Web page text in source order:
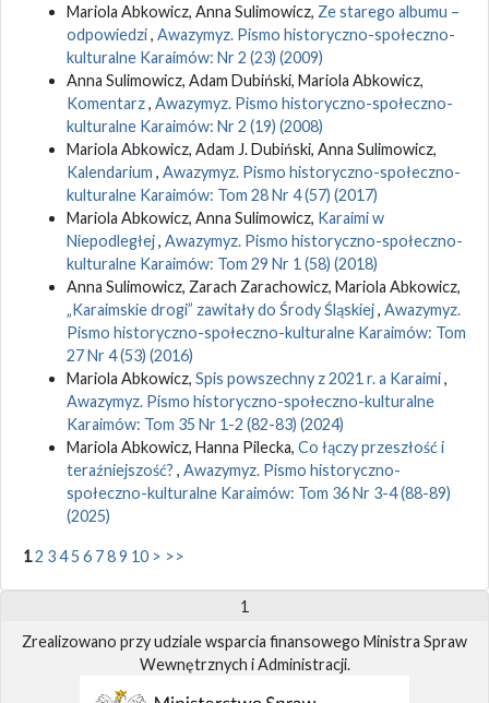
Mariola Abkowicz, Anna Sulimowicz, Ze starego albumu –
odpowiedzi, Awazymyz. Pismo historyczno-społeczno-
kulturalne Karaimów: Nr 2 (23) (2009)
Anna Sulimowicz, Adam Dubiński, Mariola Abkowicz,
Komentarz, Awazymyz. Pismo historyczno-społeczno-
kulturalne Karaimów: Nr 2 (19) (2008)
Mariola Abkowicz, Adam J. Dubiński, Anna Sulimowicz,
Kalendarium , Awazymyz. Pismo historyczno-społeczno-
kulturalne Karaimów: Tom 28 Nr 4 (57) (2017)
Mariola Abkowicz, Anna Sulimowicz, Karaimi w
Niepodległej, Awazymyz. Pismo historyczno-społeczno-
kulturalne Karaimów: Tom 29 Nr 1 (58) (2018)
Anna Sulimowicz, Zarach Zarachowicz, Mariola Abkowicz,
„Karaimskie drogi” zawitały do Środy Śląskiej, Awazymyz.
Pismo historyczno-społeczno-kulturalne Karaimów: Tom
27 Nr 4 (53) (2016)
Mariola Abkowicz, Spis powszechny z 2021 r. a Karaimi,
Awazymyz. Pismo historyczno-społeczno-kulturalne
Karaimów: Tom 35 Nr 1-2 (82-83) (2024)
Mariola Abkowicz, Hanna Pilecka, Co łączy przeszłość i
teraźniejszość? , Awazymyz. Pismo historyczno-
społeczno-kulturalne Karaimów: Tom 36 Nr 3-4 (88-89)
(2025)
12 345 6 789 10 > >>
1
Zrealizowano przy udziale wsparcia finansowego Ministra Spraw
Wewnętrznych i Administracji.